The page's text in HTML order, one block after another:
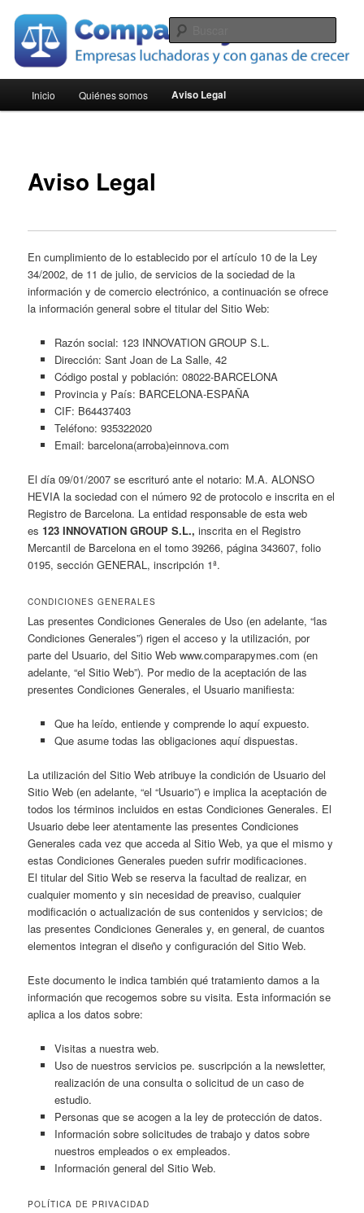
contenido
principalCompara Pymes
principal
Inicio Quiénes somos Aviso Legal
Aviso Legal
En cumplimiento de lo establecido por el artículo 10 de la Ley
34/2002, de 11 de julio, de servicios de la sociedad de la
información y de comercio electrónico, a continuación se ofrece
la información general sobre el titular del Sitio Web:
Razón social: 123 INNOVATION GROUP S.L.
Dirección: Sant Joan de La Salle, 42
Código postal y población: 08022-BARCELONA
Provincia y País: BARCELONA-ESPAÑA
CIF: B64437403
Teléfono: 935322020
Email: barcelona(arroba)einnova.com
El día 09/01/2007 se escrituró ante el notario: M.A. ALONSO
HEVIA la sociedad con el número 92 de protocolo e inscrita en el
Registro de Barcelona. La entidad responsable de esta web
es123 INNOVATION GROUP S.L., inscrita en el Registro
Mercantil de Barcelona en el tomo 39266, página 343607, folio
0195, sección GENERAL, inscripción 1ª.
CONDICIONES GENERALES
Las presentes Condiciones Generales de Uso (en adelante, “las
Condiciones Generales”) rigen el acceso y la utilización, por
parte del Usuario, del Sitio Web www.comparapymes.com (en
adelante, “el Sitio Web”). Por medio de la aceptación de las
presentes Condiciones Generales, el Usuario manifiesta:
Que ha leído, entiende y comprende lo aquí expuesto.
Que asume todas las obligaciones aquí dispuestas.
La utilización del Sitio Web atribuye la condición de Usuario del
Sitio Web (en adelante, “el “Usuario”) e implica la aceptación de
todos los términos incluidos en estas Condiciones Generales. El
Usuario debe leer atentamente las presentes Condiciones
Generales cada vez que acceda al Sitio Web, ya que el mismo y
estas Condiciones Generales pueden sufrir modificaciones.
El titular del Sitio Web se reserva la facultad de realizar, en
cualquier momento y sin necesidad de preaviso, cualquier
modificación o actualización de sus contenidos y servicios; de
las presentes Condiciones Generales y, en general, de cuantos
elementos integran el diseño y configuración del Sitio Web.
Este documento le indica también qué tratamiento damos a la
información que recogemos sobre su visita. Esta información se
aplica a los datos sobre:
Visitas a nuestra web.
Uso de nuestros servicios pe. suscripción a la newsletter,
realización de una consulta o solicitud de un caso de
estudio.
Personas que se acogen a la ley de protección de datos.
Información sobre solicitudes de trabajo y datos sobre
nuestros empleados o ex empleados.
Información general del Sitio Web.
POLÍTICA DE PRIVACIDAD